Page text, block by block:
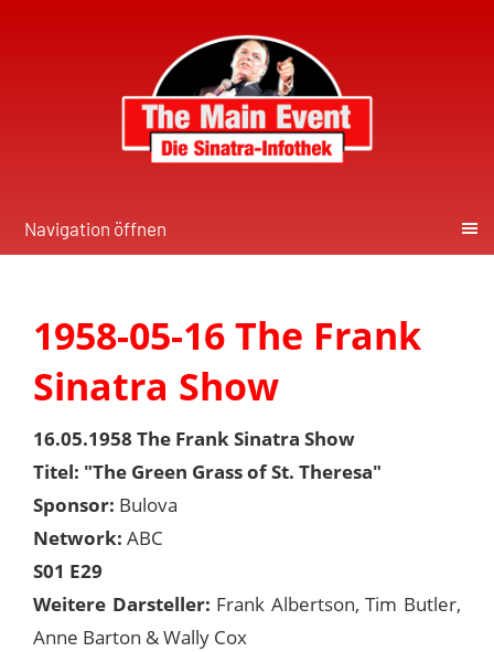
Navigation öffnen
1958-05-16 The Frank
Sinatra Show
16.05.1958 The Frank Sinatra Show
Titel: "The Green Grass of St. Theresa"
Sponsor: Bulova
Network: ABC
S01 E29
Weitere Darsteller: Frank Albertson, Tim Butler,
Anne Barton & Wally Cox